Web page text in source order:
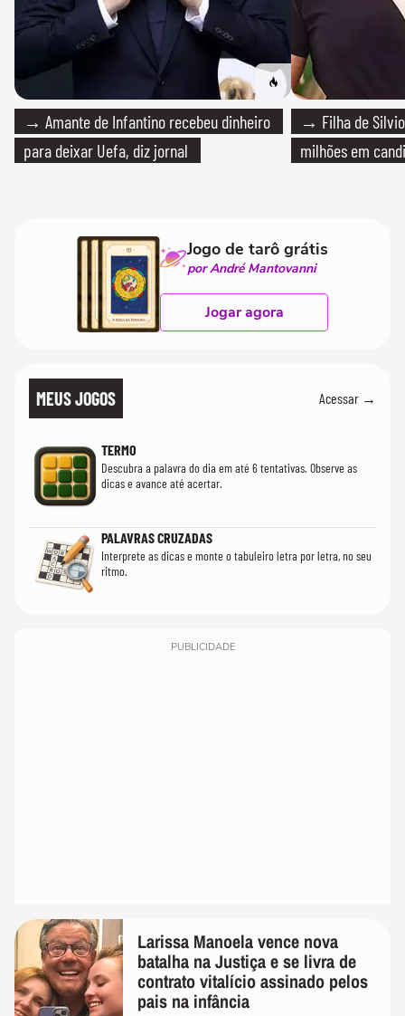
→ Amante de Infantino recebeu dinheiro
para deixar Uefa, diz jornal
→ Filha de Silvio
milhões em
Jogo de tarô grátis
por André Mantovanni
Jogar agora
MEUS JOGOS Acessar →
TERMO
Descubra a palavra do dia em até 6 tentativas. Observe as
dicas e avance até acertar.
PALAVRAS CRUZADAS
Interprete as dicas e monte o tabuleiro letra por letra, no seu
ritmo.
PUBLICIDADE
Larissa Manoela vence nova
batalha na Justiça e se livra de
contrato vitalício assinado pelos
pais na infância